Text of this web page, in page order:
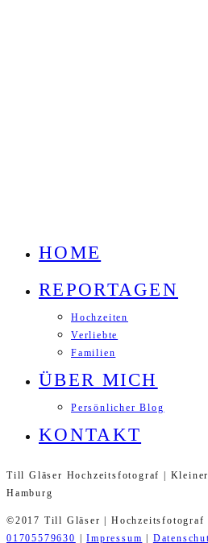
HOME
REPORTAGEN
Hochzeiten
Verliebte
Familien
ÜBER MICH
Persönlicher Blog
KONTAKT
Till Gläser Hochzeitsfotograf | Kleiner
Hamburg
©2017 Till Gläser | Hochzeitsfotograf
01705579630
|Impressum